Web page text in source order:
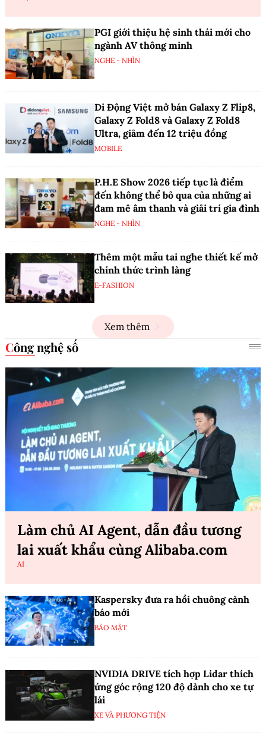
PGI giới thiệu hệ sinh thái mới cho
ngành AV thông minh
NGHE - NHÌN
Di Động Việt mở bán Galaxy Z Flip8,
Galaxy Z Fold8 và Galaxy Z Fold8
Ultra, giảm đến 12 triệu đồng
MOBILE
P.H.E Show 2026 tiếp tục là điểm
đến không thể bỏ qua của những ai
đam mê âm thanh và giải trí gia đình
NGHE - NHÌN
Thêm một mẫu tai nghe thiết kế mở
chính thức trình làng
E-FASHION
Xem thêm
Công nghệ số
Làm chủ AI Agent, dẫn đầu tương
lai xuất khẩu cùng Alibaba.com
AI
Kaspersky đưa ra hồi chuông cảnh
báo mới
BẢO MẬT
NVIDIA DRIVE tích hợp Lidar thích
ứng góc rộng 120 độ dành cho xe tự
lái
XE VÀ PHƯƠNG TIỆN